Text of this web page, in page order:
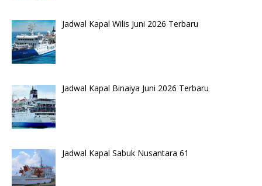
Jadwal Kapal Wilis Juni 2026 Terbaru
Jadwal Kapal Binaiya Juni 2026 Terbaru
Jadwal Kapal Sabuk Nusantara 61